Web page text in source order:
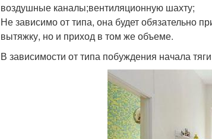
воздушные каналы;вентиляционную шахту;
Не зависимо от типа, она будет обязательно
вытяжку, но и приход в том же объеме.
В зависимости от типа побуждения начала